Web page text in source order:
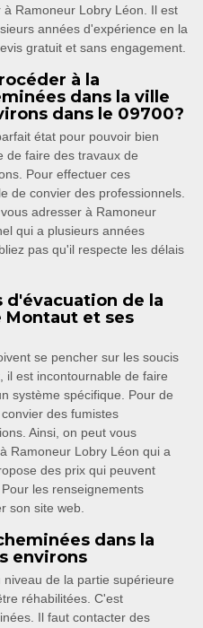
Ramoneur Lobry Léon. Il est
années d'expérience en la
gratuit et sans engagement.
à la
dans la ville
dans le 09700?
état pour pouvoir bien
de faire des travaux de
Pour effectuer ces
de convier des professionnels.
adresser à Ramoneur
qui a plusieurs années
pas qu'il respecte les délais
d'évacuation de la
Montaut et ses
se pencher sur les soucis
il est incontournable de faire
système spécifique. Pour de
des fumistes
Ainsi, on peut vous
Ramoneur Lobry Léon qui a
des prix qui peuvent
les renseignements
son site web.
dans la
environs
de la partie supérieure
réhabilitées. C'est
Il faut contacter des